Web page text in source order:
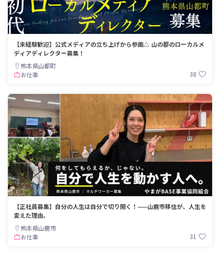
【未経験歓迎】公式メディアの立ち上げから参画△ 山の都のローカルメ
ディアディレクター募集！
熊本県山都町
お仕事
38
【正社員募集】自分の人生は自分で切り開く！——山鹿市移住が、人生を
変えた理由。
熊本県山鹿市
お仕事
31